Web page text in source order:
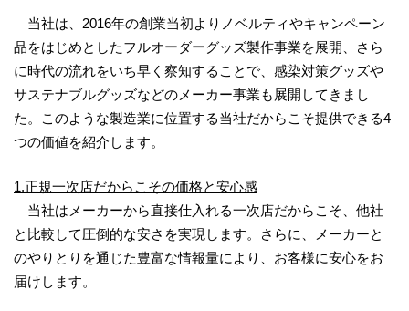
当社は、2016年の創業当初よりノベルティやキャンペーン
品をはじめとしたフルオーダーグッズ製作事業を展開、さら
に時代の流れをいち早く察知することで、感染対策グッズや
サステナブルグッズなどのメーカー事業も展開してきまし
た。このような製造業に位置する当社だからこそ提供できる4
つの価値を紹介します。
1.正規一次店だからこその価格と安心感
当社はメーカーから直接仕入れる一次店だからこそ、他社
と比較して圧倒的な安さを実現します。さらに、メーカーと
のやりとりを通じた豊富な情報量により、お客様に安心をお
届けします。